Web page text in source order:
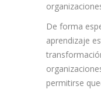
De forma
aprendizaje
permitirse